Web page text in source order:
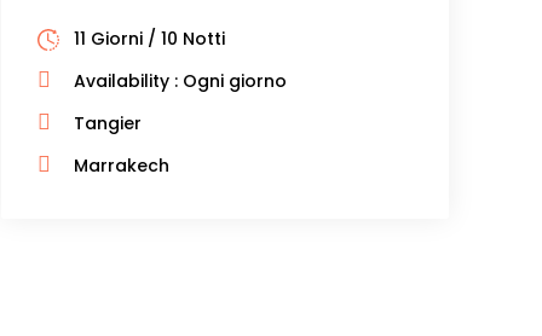
11 Giorni / 10 Notti
Availability : Ogni giorno
Tangier
Marrakech